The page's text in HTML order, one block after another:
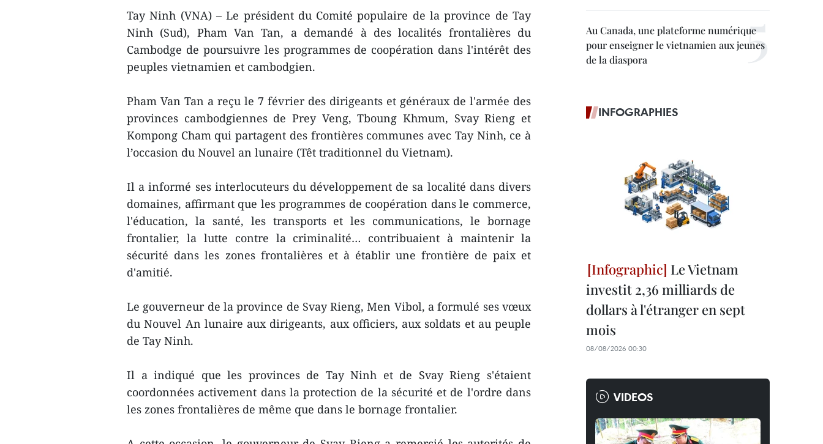
Tay Ninh (VNA) – Le président du Comité populaire de la province de Tay
Ninh (Sud), Pham Van Tan, a demandé à des localités frontalières du
Cambodge de poursuivre les programmes de coopération dans l'intérêt des
peuples vietnamien et cambodgien.
Pham Van Tan a reçu le 7 février des dirigeants et généraux de l'armée des
provinces cambodgiennes de Prey Veng, Tboung Khmum, Svay Rieng et
Kompong Cham qui partagent ​des frontières communes avec Tay Ninh, ce à
l’occasion du Nouvel an lunaire (Têt traditionnel du Vietnam).
Il a informé ​ses interlocuteurs d​u développement de sa localité dans divers
domaines, affirmant que les programmes de coopération dans le commerce,
l'éducation, la santé, les transports et les communications, le bornage
frontalier, la lutte contre la criminalité… contribuaient à maintenir la
sécurité ​dans les zones frontalières et à établir une frontière de paix et
d'amitié.
Le gouverneur de la province de Svay Rieng, Men Vibol, a formulé ​ses vœux
du Nouvel An lunaire aux dirigeants, aux officiers, aux soldats et au peuple
de Tay Ninh.
Il a indiqué que les provinces de Tay Ninh et de Svay Rieng s'étaient
coordonnées activement dans la protection de la sécurité et de l'ordre dans
les zones frontalières ​de même que dans le bornage frontalier.
Au Canada, une plateforme numérique
pour enseigner le vietnamien aux jeunes
de la diaspora
INFOGRAPHIES
Le Vietnam
investit 2,36 milliards de
dollars à l'étranger en sept
mois
08/08/2026 00:30
VIDEOS